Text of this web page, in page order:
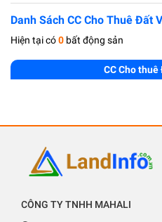
Danh Sách CC Cho Thuê Đất
Hiện tại có0 bất động sản
CC Cho
CÔNG TY TNHH MAHALI